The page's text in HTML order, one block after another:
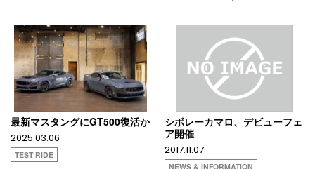
最新マスタングにGT500復活か
2025.03.06
TEST RIDE
シボレーカマロ、デビューフェ
ア開催
2017.11.07
NEWS & INFORMATION